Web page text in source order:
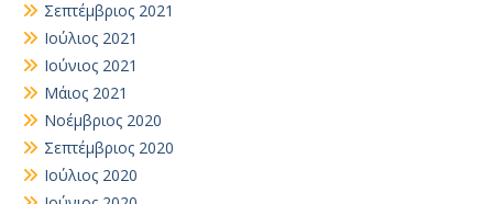
Σεπτέμβριος 2021
Ιούλιος 2021
Ιούνιος 2021
Μάιος 2021
Νοέμβριος 2020
Σεπτέμβριος 2020
Ιούλιος 2020